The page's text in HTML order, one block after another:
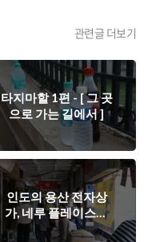
관련글 더보기
타지마할 1편 - [ 그 곳
으로 가는 길에서 ]
인도의 용산 전자상
가, 네루 플레이스를
가다